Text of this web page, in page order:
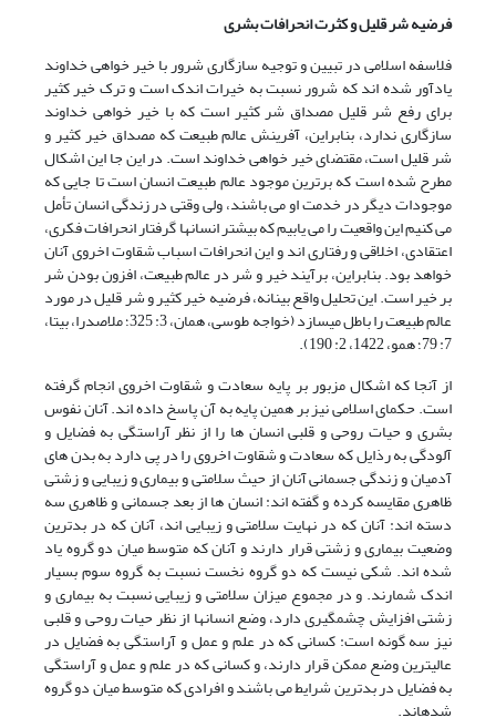
فرضیه شر قلیل و کثرت انحرافات بشری
فلاسفه اسلامی در تبیین و توجیه سازگاری شرور با خیر خواهی خداوند
یادآور شده اند که شرور نسبت به خیرات اندک است و ترک خیر کثیر
برای رفع شر قلیل مصداق شر کثیر است که با خیر خواهی خداوند
سازگاری ندارد، بنابراین، آفرینش عالم طبیعت که مصداق خیر کثیر و
شر قلیل است، مقتضای خیر خواهی خداوند است. در این جا این اشکال
مطرح شده است که برترین موجود عالم طبیعت انسان است تا جایی که
موجودات دیگر در خدمت او می باشند، ولی وقتی در زندگی انسان تأمل
می کنیم این واقعیت را می یابیم که بیشتر انسان‏ها گرفتار انحرافات فکری،
اعتقادی، اخلاقی و رفتاری اند و این انحرافات اسباب شقاوت اخروی آنان
خواهد بود. بنابراین، برآیند خیر و شر در عالم طبیعت، افزون بودن شر
بر خیر است. این تحلیل واقع بینانه، فرضیه خیر کثیر و شر قلیل در مورد
عالم طبیعت را باطل می‏سازد (خواجه طوسی، همان، 3: 325؛ ملاصدرا، بی‏تا،
7: 79؛ همو، 1422، 2: 190).
از آنجا که اشکال مزبور بر پایه سعادت و شقاوت اخروی انجام گرفته
است. حکمای اسلامی نیز بر همین پایه به آن پاسخ داده اند. آنان نفوس
بشری و حیات روحی و قلبی انسان ها را از نظر آراستگی به فضایل و
آلودگی به رذایل که سعادت و شقاوت اخروی را در پی دارد به بدن های
آدمیان و زندگی جسمانی آنان از حیث سلامتی و بیماری و زیبایی و زشتی
ظاهری مقایسه کرده و گفته اند: انسان ها از بعد جسمانی و ظاهری سه
دسته اند: آنان که در نهایت سلامتی و زیبایی اند، آنان که در بدترین
وضعیت بیماری و زشتی قرار دارند و آنان که متوسط میان دو گروه یاد
شده اند. شکی نیست که دو گروه نخست نسبت به گروه سوم بسیار
اندک شمارند. و در مجموع میزان سلامتی و زیبایی نسبت به بیماری و
زشتی افزایش چشم‏گیری دارد، وضع انسان‏ها از نظر حیات روحی و قلبی
نیز سه گونه است: کسانی که در علم و عمل و آراستگی به فضایل در
عالی‏ترین وضع ممکن قرار دارند، و کسانی که در علم و عمل و آراستگی
به فضایل در بدترین شرایط می باشند و افرادی که متوسط میان دو گروه
شده‏اند.